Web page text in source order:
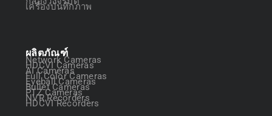
เครื่องบันทึกภาพ
ผลิตภัณฑ์
Network Cameras
HDCVI Cameras
AI Cameras
Full Color Cameras
Eyeball Cameras
Bullet Cameras
PTZ Cameras
NVR Recorders
HDCVI Recorders